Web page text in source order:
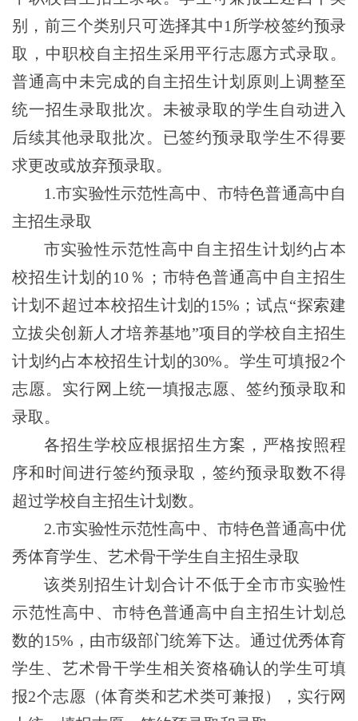
别，前三个类别只可选择其中1所学校签约预录
取，中职校自主招生采用平行志愿方式录取。
普通高中未完成的自主招生计划原则上调整至
统一招生录取批次。 未被录取的学生自动进入
后续其他录取批次。
已签约预录取学生不得要
求更改或放弃预录取。
1.市实验性示范性高中、市特色普通高中自
主招生录取
市实验性示范性高中自主招生计划约占本
校招生计划的10％ ；市特色普通高中自主招生
计划不超过本校招生计划的15% ；试点“探索建
立拔尖创新人才培养基地”项目的学校自主招生
计划约占本校招生计划的30%。学生可填报2个
志愿。 实行网上统一填报志愿、签约预录取和
录取。
各招生学校应根据招生方案，严格按照程
序和时间进行签约预录取，签约预录取数不得
超过学校自主招生计划数。
2.市实验性示范性高中、市特色普通高中优
秀体育学生、艺术骨干学生自主招生录取
该类别招生计划合计不低于全市市实验性
示范性高中、市特色普通高中自主招生计划总
数的15%，由市级部门统筹下达。 通过优秀体育
学生、艺术骨干学生相关资格确认的学生可填
报2个志愿（体育类和艺术类可兼报）， 实行网